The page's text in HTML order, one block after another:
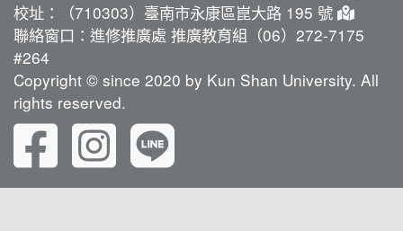
校址：（710303）臺南市永康區崑大路 195 號
聯絡窗口：進修推廣處 推廣教育組（06）272-7175
#264
Copyright © since 2020 by Kun Shan University. All
rights reserved.